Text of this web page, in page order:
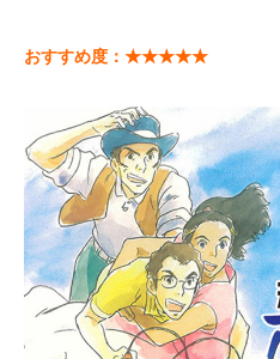
おすすめ度：★★★★★